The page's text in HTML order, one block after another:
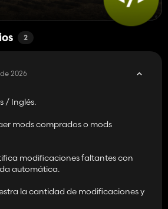
2
2026
/ Inglés.
mods comprados o mods
modificaciones faltantes con
automática.
la cantidad de modificaciones y